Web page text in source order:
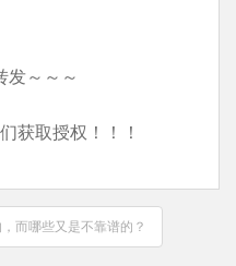
发～～～
获取授权！！！
而哪些又是不靠谱的？